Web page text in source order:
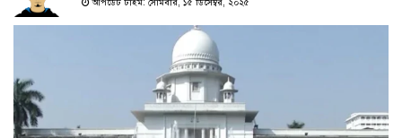
আপডেট টাইম: সোমবার, ১৫ ডিসেম্বর, ২০২৫